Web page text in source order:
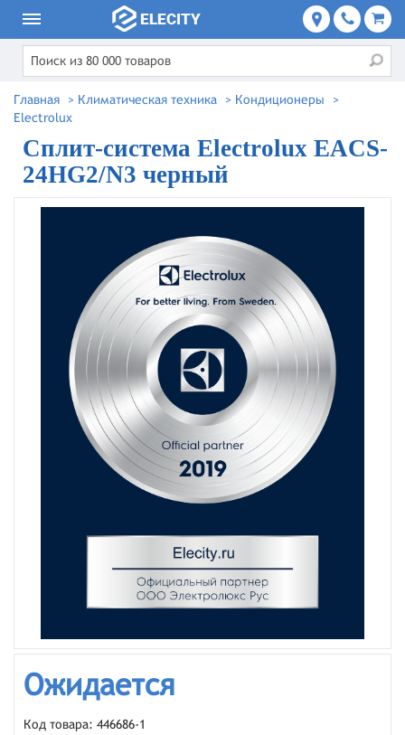
Главная > Климатическая техника > Кондиционеры
>
Electrolux
Сплит-система Electrolux EACS-
24HG2/N3 черный
Ожидается
Код товара: 446686-1